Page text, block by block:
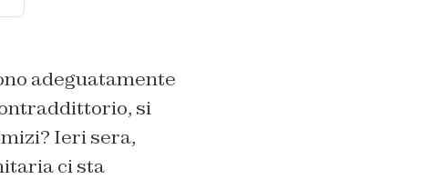
adeguatamente
si
Ieri sera,
ci sta